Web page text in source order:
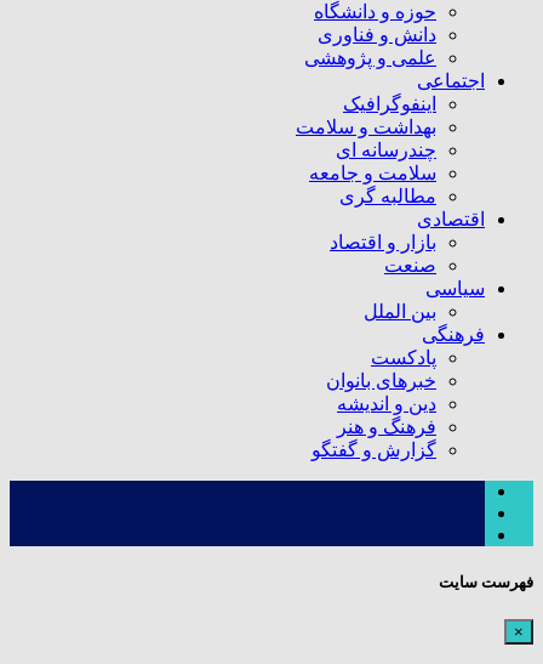
حوزه و دانشگاه
دانش و فناوری
علمی و پژوهشی
اجتماعی
اینفوگرافیک
بهداشت و سلامت
چندرسانه ای
سلامت و جامعه
مطالبه گری
اقتصادی
بازار و اقتصاد
صنعت
سیاسی
بین الملل
فرهنگی
پادکست
خبرهای بانوان
دین و اندیشه
فرهنگ و هنر
گزارش و گفتگو
فهرست سایت
×